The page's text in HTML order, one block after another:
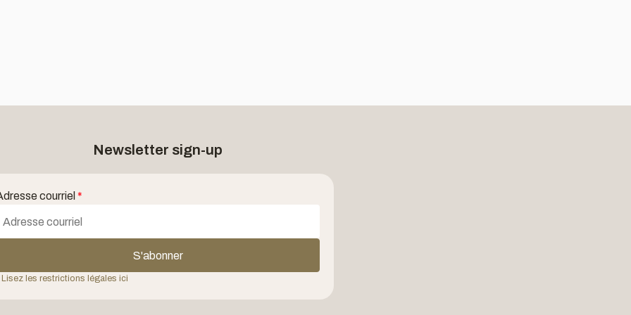
Newsletter sign-up
courriel *
S'abonner
Lisez les restrictions légales ici